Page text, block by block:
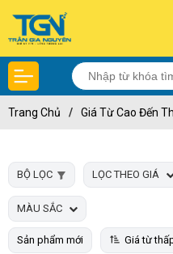
Trang Chủ / Giá Từ Cao Đến
BỘ LỌC LỌC THEO GIÁ
MÀU SẮC
Sản phẩm mới Giá từ